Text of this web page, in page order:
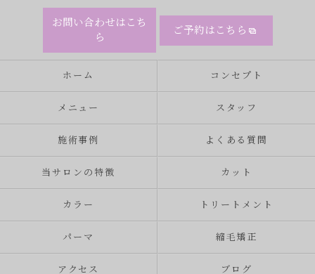
お問い合わせはこち
ら
ご予約はこちら
ホーム コンセプト
メニュー スタッフ
施術事例 よくある質問
当サロンの特徴 カット
カラー トリートメント
パーマ 縮毛矯正
アクセス ブログ